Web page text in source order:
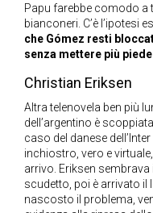
Papu farebbe comodo a
bianconeri. C’è l’ipotesi
che Gómez resti
senza mettere più
Christian Eriksen
Altra telenovela ben più
dell’argentino è
caso del danese
inchiostro, vero e
arrivo. Eriksen
scudetto, poi è arrivato il
nascosto il problema,